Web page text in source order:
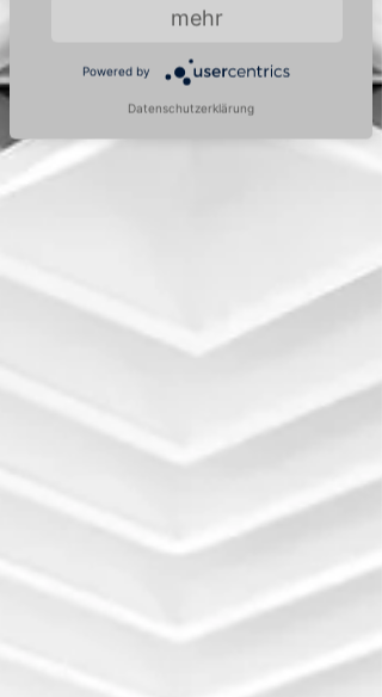
mehr
Powered by
Datenschutzerklärung